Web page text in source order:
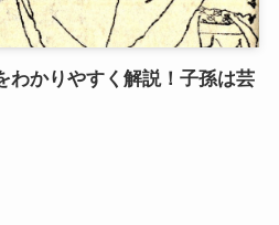
わかりやすく解説！子孫は芸